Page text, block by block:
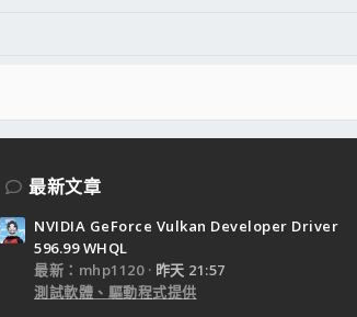
最新文章
NVIDIA GeForce Vulkan Developer Driver
596.99 WHQL
最新：mhp1120
昨天 21:57
測試軟體、驅動程式提供